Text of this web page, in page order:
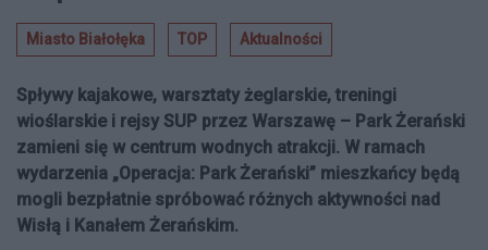
Miasto Białołęka TOP Aktualności
Spływy kajakowe, warsztaty żeglarskie, treningi
wioślarskie i rejsy SUP przez Warszawę – Park Żerański
zamieni się w centrum wodnych atrakcji. W ramach
wydarzenia „Operacja: Park Żerański” mieszkańcy będą
mogli bezpłatnie spróbować różnych aktywności nad
Wisłą i Kanałem Żerańskim.